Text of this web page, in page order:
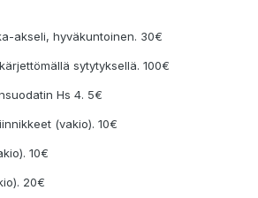
akseli, hyväkuntoinen. 30€
sytytyksellä. 100€
Hs 4. 5€
(vakio). 10€
10€
20€